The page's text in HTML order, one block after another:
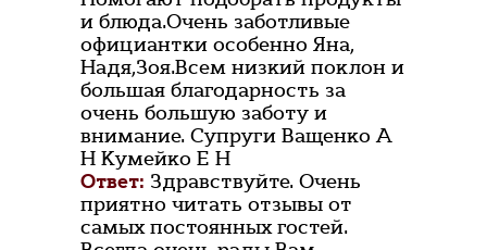
и блюда.Очень заботливые
официантки особенно Яна,
Надя,Зоя.Всем низкий поклон и
большая благодарность за
очень большую заботу и
внимание. Супруги Ващенко А
Н Кумейко Е Н
Ответ: Здравствуйте. Очень
приятно читать отзывы от
самых постоянных гостей.